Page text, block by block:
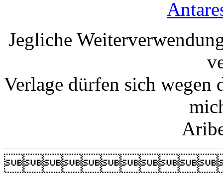
Jegliche
Verlage dürfen sich wegen